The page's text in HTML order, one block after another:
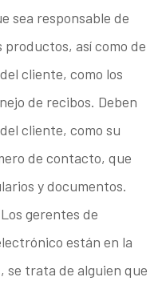
sea responsable de
así como de
cliente, como los
de recibos. Deben
cliente, como su
de contacto, que
y documentos.
Los gerentes de
están en la
se trata de alguien que